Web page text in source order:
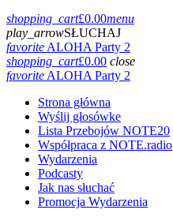
shopping_cart£0.00menu
play_arrowSŁUCHAJ
favoriteALOHA Party 2
shopping_cart£0.00 close
favoriteALOHA Party 2
Strona główna
Wyślij głosówke
Lista Przebojów NOTE20
Współpraca z NOTE.radio
Wydarzenia
Podcasty
Jak nas słuchać
Promocja Wydarzenia